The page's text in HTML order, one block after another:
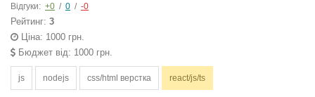
Відгуки: +0 / 0 / -0
Рейтинг: 3
Ціна: 1000 грн.
Бюджет від: 1000 грн.
js nodejs css/html верстка react/js/ts